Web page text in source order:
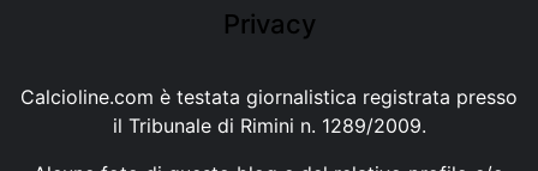
Privacy
Calcioline.com è testata giornalistica registrata presso
il Tribunale di Rimini n. 1289/2009.